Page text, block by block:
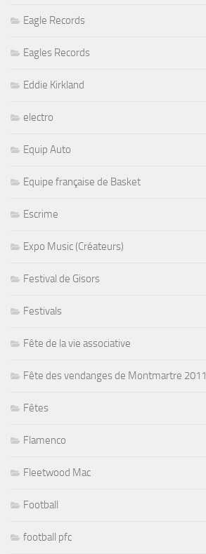
Eagle Records
Eagles Records
Eddie Kirkland
electro
Equip Auto
Equipe française de Basket
Escrime
Expo Music (Créateurs)
Festival de Gisors
Festivals
Fête de la vie associative
Fête des vendanges de Montmartre 2011
Fêtes
Flamenco
Fleetwood Mac
Football
football pfc